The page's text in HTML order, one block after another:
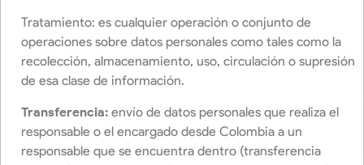
Tratamiento: es cualquier operación o conjunto de
operaciones sobre datos personales como tales como la
recolección, almacenamiento, uso, circulación o supresión
de esa clase de información.
Transferencia: envío de datos personales que realiza el
responsable o el encargado desde Colombia a un
responsable que se encuentra dentro (transferencia